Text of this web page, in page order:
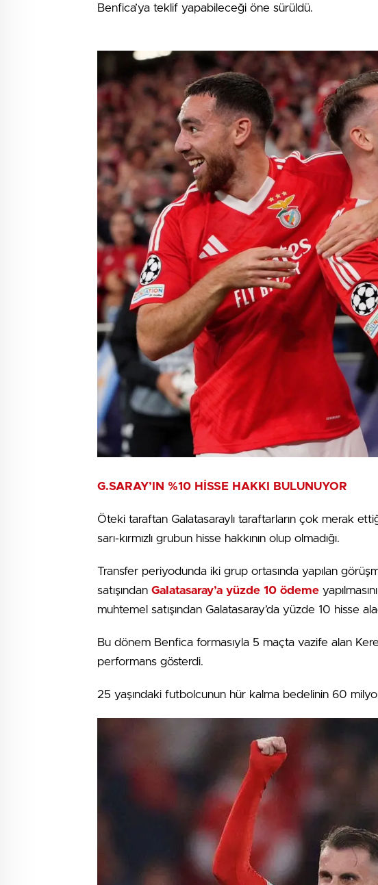
Benfica’ya teklif yapabileceği öne sürüldü.
G.SARAY’IN %10 HİSSE HAKKI BULUNUYOR
Öteki taraftan Galatasaraylı taraftarların çok merak
sarı-kırmızlı grubun hisse hakkının olup olmadığı.
Transfer periyodunda iki grup ortasında yapılan
satışından Galatasaray’a yüzde 10 ödeme
muhtemel satışından Galatasaray’da yüzde 10 hisse
Bu dönem Benfica formasıyla 5 maçta vazife alan
performans gösterdi.
25 yaşındaki futbolcunun hür kalma bedelinin 60